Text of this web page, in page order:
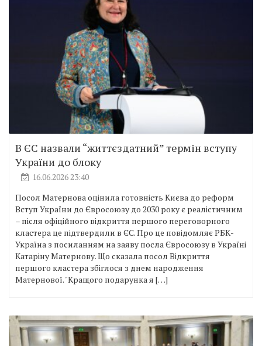
В ЄС назвали “життєздатний” термін вступу
України до блоку
16.06.2026 23:40
Посол Матернова оцінила готовність Києва до реформ
Вступ України до Євросоюзу до 2030 року є реалістичним
– після офіційного відкриття першого переговорного
кластера це підтвердили в ЄС. Про це повідомляє РБК-
Україна з посиланням на заяву посла Євросоюзу в Україні
Катаріну Матернову. Що сказала посол Відкриття
першого кластера збіглося з днем народження
Матернової. "Кращого подарунка я […]